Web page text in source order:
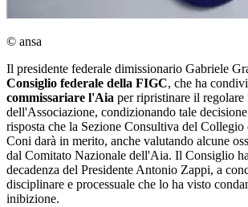
© ansa
Il presidente federale dimissionario Gabriele
Consiglio federale della FIGC, che ha
commissariare l'Aia per ripristinare il
dell'Associazione, condizionando tale
risposta che la Sezione Consultiva del Collegio
Coni darà in merito, anche valutando alcune
dal Comitato Nazionale dell'Aia. Il Consiglio
decadenza del Presidente Antonio Zappi, a
disciplinare e processuale che lo ha visto
inibizione.